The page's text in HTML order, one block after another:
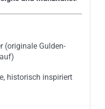
(originale Gulden-
historisch inspiriert